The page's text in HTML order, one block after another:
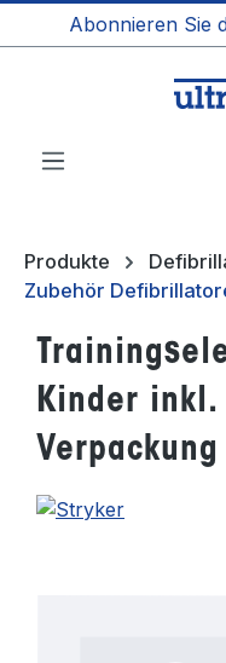
springen
Abonnieren Sie
Produkte
Zubehör
Kinder inkl.
Verpackung